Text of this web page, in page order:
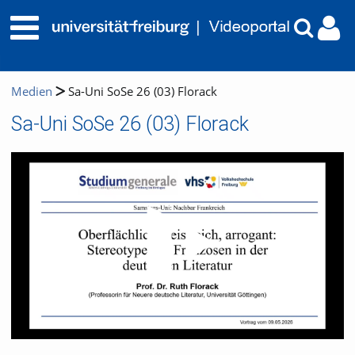
Medien Sa-Uni SoSe 26 (03) Florack
Sa-Uni SoSe 26 (03) Florack